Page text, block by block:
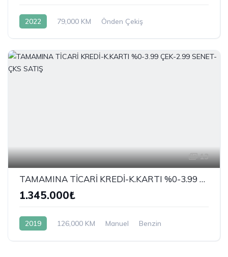
2022 79,000 KM Önden Çekiş
13
TAMAMINA TİCARİ KREDİ-K.KARTI %0-3.99 ÇEK-2.99 SENET-ÇKS SATIŞ
1.345.000₺
2019 126,000 KM Manuel
Benzin